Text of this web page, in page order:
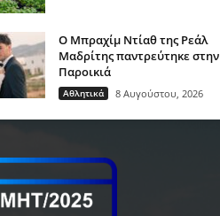
Ο Μπραχίμ Ντίαθ της Ρεάλ
Μαδρίτης παντρεύτηκε στην
Παροικιά
Αθλητικά 8 Αυγούστου, 2026